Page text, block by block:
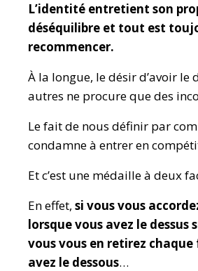
L’identité entretient son
déséquilibre et tout est
recommencer.
À la longue, le désir d’avoir le
autres ne procure que des
Le fait de nous définir par
condamne à entrer en
Et c’est une médaille à deux
En effet, si vous vous
lorsque vous avez le dessus
vous vous en retirez chaque
avez le dessous…